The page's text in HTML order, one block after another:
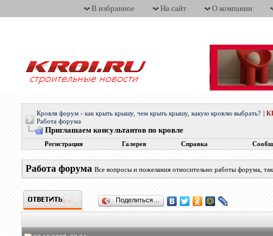
В избранное На сайт О компании
Кровля форум - как крыть крышу, чем крыть крышу, какую кровлю выбрать?
Работа форума
Приглашаем консультантов по кровле
Регистрация Галерея Справка
Работа форума Все вопросы и пожелания относительно работы форума,
Поделиться…